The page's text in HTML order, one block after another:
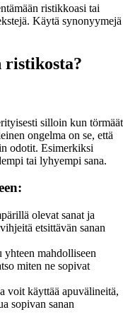
ristikkoasi tai
Käytä synonyymejä
ristikosta?
silloin kun törmäät
ongelma on se, että
odotit. Esimerkiksi
tai lyhyempi sana.
olevat sanat ja
etsittävän sanan
mahdolliseen
miten ne sopivat
voit käyttää apuvälineitä,
sopivan sanan